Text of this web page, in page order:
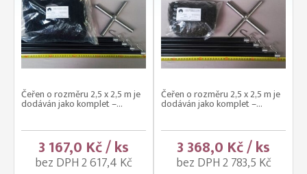
Čeřen o rozměru 2,5 x 2,5 m je
dodáván jako komplet –...
3 167,0 Kč / ks
bez DPH 2 617,4 Kč
Čeřen o rozměru 2,5 x 2,5 m je
dodáván jako komplet –...
3 368,0 Kč / ks
bez DPH 2 783,5 Kč